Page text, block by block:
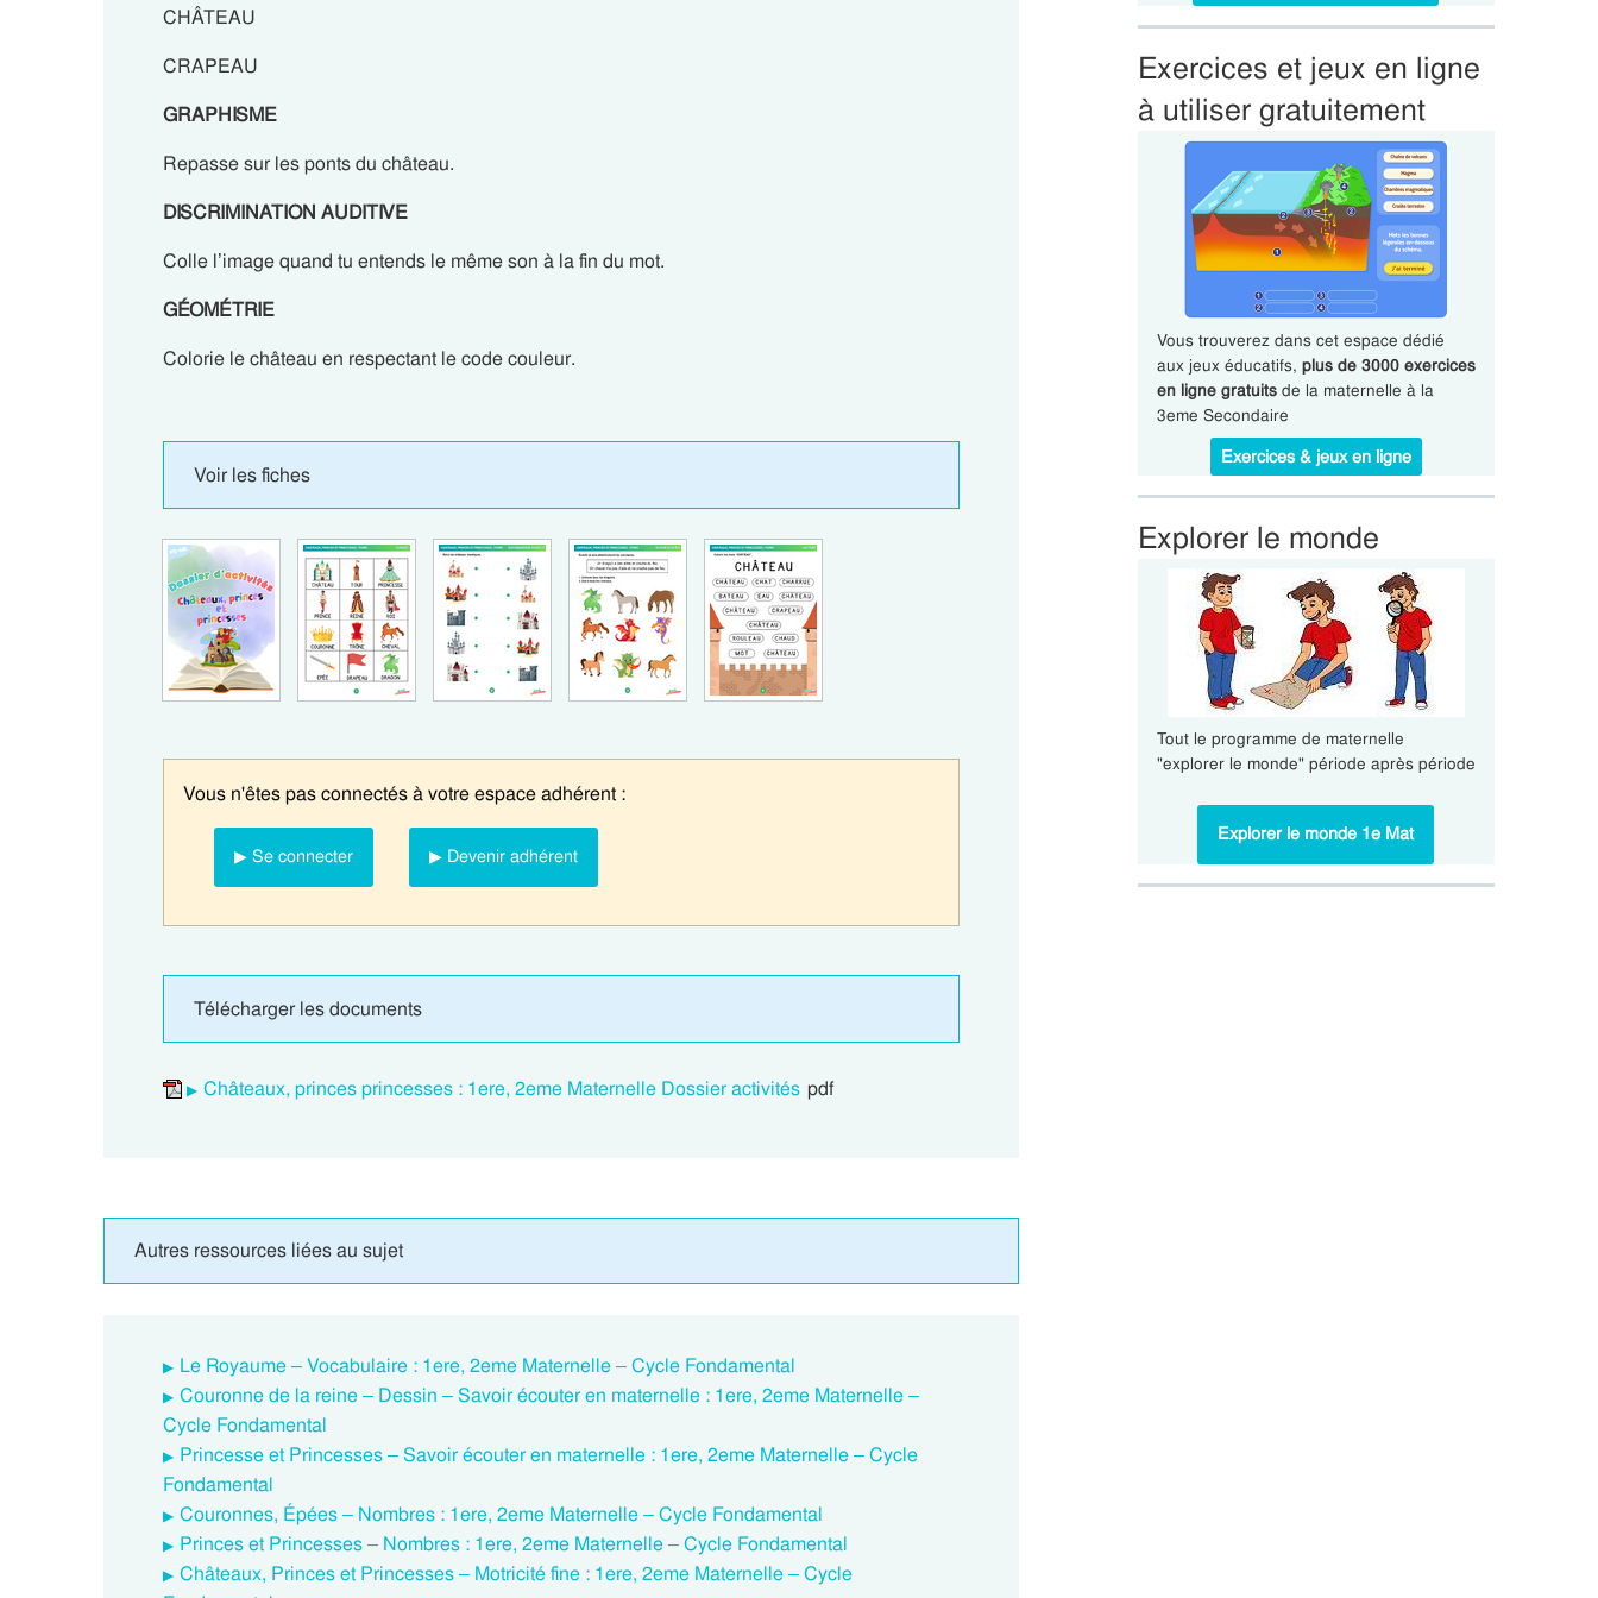
CHÂTEAU
CRAPEAU
GRAPHISME
Repasse sur les ponts du château.
DISCRIMINATION AUDITIVE
Colle l’image quand tu entends le même son à la fin du mot.
GÉOMÉTRIE
Colorie le château en respectant le code couleur.
Voir les fiches
Vous n'êtes pas connectés à votre espace adhérent :
▶ Se connecter ▶ Devenir adhérent
Télécharger les documents
Châteaux, princes princesses : 1ere, 2eme Maternelle Dossier activités pdf
Autres ressources liées au sujet
Le Royaume – Vocabulaire : 1ere, 2eme Maternelle – Cycle Fondamental
Couronne de la reine – Dessin – Savoir écouter en maternelle : 1ere, 2eme Maternelle –
Cycle Fondamental
Princesse et Princesses – Savoir écouter en maternelle : 1ere, 2eme Maternelle – Cycle
Fondamental
Couronnes, Épées – Nombres : 1ere, 2eme Maternelle – Cycle Fondamental
Princes et Princesses – Nombres : 1ere, 2eme Maternelle – Cycle Fondamental
Châteaux, Princes et Princesses – Motricité fine : 1ere, 2eme Maternelle – Cycle
Exercices et jeux en ligne
à utiliser gratuitement
Vous trouverez dans cet espace dédié
aux jeux éducatifs, plus de 3000 exercices
en ligne gratuitsde la maternelle à la
3eme Secondaire
Exercices & jeux en ligne
Explorer le monde
Tout le programme de maternelle
"explorer le monde" période après période
Explorer le monde 1e Mat